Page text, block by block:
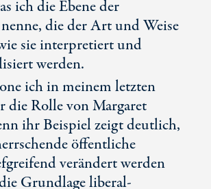
ich die Ebene der
die der Art und Weise
sie interpretiert und
werden.
ich in meinem letzten
die Rolle von Margaret
ihr Beispiel zeigt deutlich,
öffentliche
verändert werden
Grundlage liberal-